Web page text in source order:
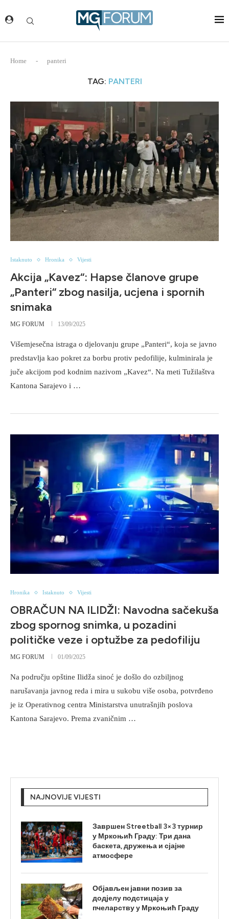
Home - panteri
TAG: PANTERI
Istaknuto Hronika Vijesti
Akcija „Kavez“: Hapse članove grupe
„Panteri“ zbog nasilja, ucjena i spornih
snimaka
MG FORUM 13/09/2025
Višemjesečna istraga o djelovanju grupe „Panteri“, koja se javno
predstavlja kao pokret za borbu protiv pedofilije, kulminirala je
juče akcijom pod kodnim nazivom „Kavez“. Na meti Tužilaštva
Kantona Sarajevo i …
Hronika Istaknuto Vijesti
OBRAČUN NA ILIDŽI: Navodna sačekuša
zbog spornog snimka, u pozadini
političke veze i optužbe za pedofiliju
MG FORUM 01/09/2025
Na području opštine Ilidža sinoć je došlo do ozbiljnog
narušavanja javnog reda i mira u sukobu više osoba, potvrđeno
je iz Operativnog centra Ministarstva unutrašnjih poslova
Kantona Sarajevo. Prema zvaničnim …
NAJNOVIJE VIJESTI
Завршен Streetball 3×3 турнир
у Мркоњић Граду: Три дана
баскета, дружења и сјајне
атмосфере
Објављен јавни позив за
додјелу подстицаја у
пчеларству у Мркоњић Граду